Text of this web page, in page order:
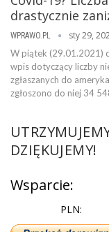
drastycznie
WPRAWO.PL sty 29,
W piątek (29.01.2021)
wpis dotyczący liczby
zgłaszanych do
zgłoszono do niej 34
DZIĘKUJEMY!
Wsparcie:
PLN: